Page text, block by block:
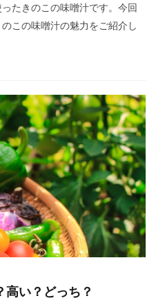
たきのこの味噌汁です。今回
この味噌汁の魅力をご紹介し
高い？どっち？